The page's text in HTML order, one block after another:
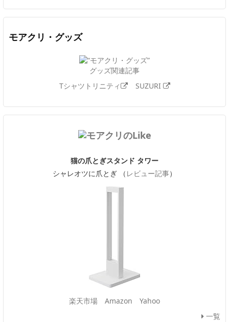
モアクリ・グッズ
グッズ関連記事
Tシャツトリニティ
SUZURI
猫の爪とぎスタンド タワー
シャレオツに爪とぎ （ レビュー記事）
楽天市場 Amazon
Yahoo
一覧